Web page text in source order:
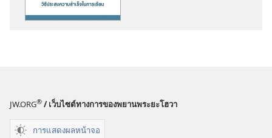
JW.ORG® / เว็บไซต์ทางการของพยานพระยะโฮวา
การแสดงผลหน้าจอ